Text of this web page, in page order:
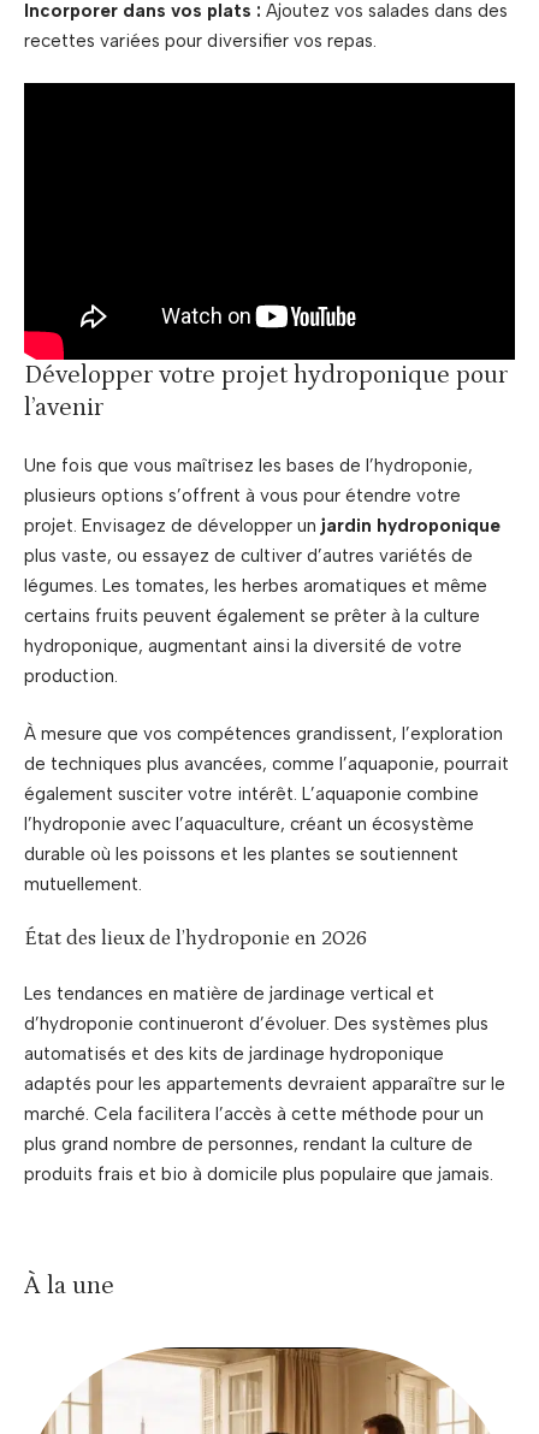
Incorporer dans vos plats : Ajoutez vos salades dans des
recettes variées pour diversifier vos repas.
Développer votre projet hydroponique pour
l’avenir
Une fois que vous maîtrisez les bases de l’hydroponie,
plusieurs options s’offrent à vous pour étendre votre
projet. Envisagez de développer un jardin hydroponique
plus vaste, ou essayez de cultiver d’autres variétés de
légumes. Les tomates, les herbes aromatiques et même
certains fruits peuvent également se prêter à la culture
hydroponique, augmentant ainsi la diversité de votre
production.
À mesure que vos compétences grandissent, l’exploration
de techniques plus avancées, comme l’aquaponie, pourrait
également susciter votre intérêt. L’aquaponie combine
l’hydroponie avec l’aquaculture, créant un écosystème
durable où les poissons et les plantes se soutiennent
mutuellement.
État des lieux de l’hydroponie en 2026
Les tendances en matière de jardinage vertical et
d’hydroponie continueront d’évoluer. Des systèmes plus
automatisés et des kits de jardinage hydroponique
adaptés pour les appartements devraient apparaître sur le
marché. Cela facilitera l’accès à cette méthode pour un
plus grand nombre de personnes, rendant la culture de
produits frais et bio à domicile plus populaire que jamais.
À la une